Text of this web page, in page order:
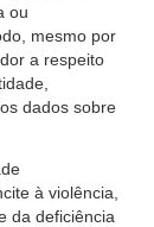
ou
mesmo por
a respeito
dados sobre
à violência,
da deficiência